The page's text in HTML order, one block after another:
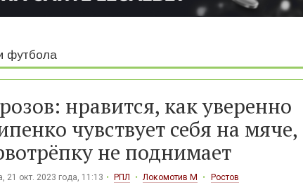
футбола
нравится, как уверенно
чувствует себя на мяче,
не поднимает
21 окт. 2023 года, 11:13 РПЛ Локомотив М Ростов